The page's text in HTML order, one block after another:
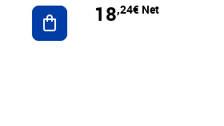
Ajouter au panier
18,24€ Net